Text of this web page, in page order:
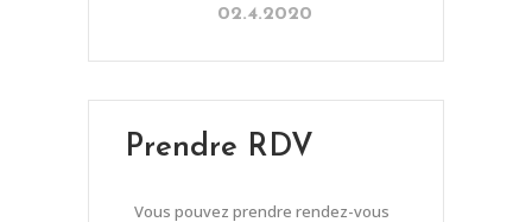
02.4.2020
Prendre RDV
Vous pouvez prendre rendez-vous